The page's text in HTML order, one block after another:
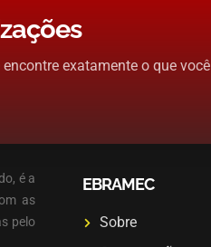
exatamente o que você
é a
as
pelo
EBRAMEC
Sobre